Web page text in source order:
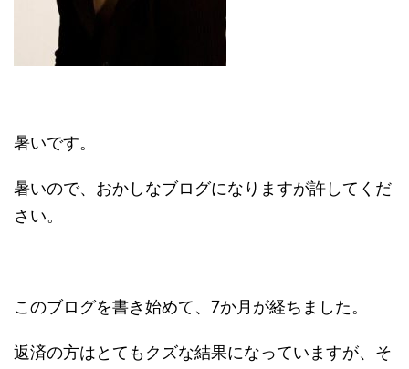
暑いです。
暑いので、おかしなブログになりますが許してくだ
さい。
このブログを書き始めて、7か月が経ちました。
返済の方はとてもクズな結果になっていますが、そ